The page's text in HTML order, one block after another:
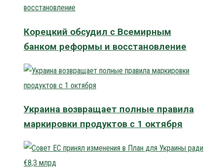
Корецкий обсудил с Всемирным
банком реформы и восстановление
Украина возвращает полные правила
маркировки продуктов с 1 октября